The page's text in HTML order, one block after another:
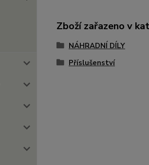
Zboží zařazeno v
NÁHRADNÍ DÍLY
Příslušenství